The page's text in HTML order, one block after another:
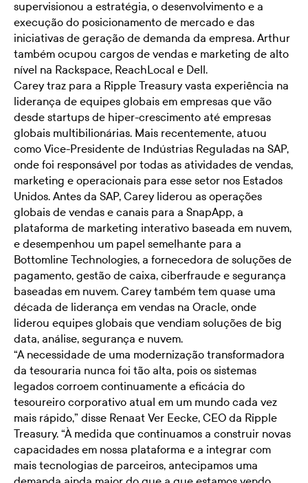
supervisionou a estratégia, o desenvolvimento e a
execução do posicionamento de mercado e das
iniciativas de geração de demanda da empresa. Arthur
também ocupou cargos de vendas e marketing de alto
nível na Rackspace, ReachLocal e Dell.
Carey traz para a Ripple Treasury vasta experiência na
liderança de equipes globais em empresas que vão
desde startups de hiper-crescimento até empresas
globais multibilionárias. Mais recentemente, atuou
como Vice-Presidente de Indústrias Reguladas na SAP,
onde foi responsável por todas as atividades de vendas,
marketing e operacionais para esse setor nos Estados
Unidos. Antes da SAP, Carey liderou as operações
globais de vendas e canais para a SnapApp, a
plataforma de marketing interativo baseada em nuvem,
e desempenhou um papel semelhante para a
Bottomline Technologies, a fornecedora de soluções de
pagamento, gestão de caixa, ciberfraude e segurança
baseadas em nuvem. Carey também tem quase uma
década de liderança em vendas na Oracle, onde
liderou equipes globais que vendiam soluções de big
data, análise, segurança e nuvem.
“A necessidade de uma modernização transformadora
da tesouraria nunca foi tão alta, pois os sistemas
legados corroem continuamente a eficácia do
tesoureiro corporativo atual em um mundo cada vez
mais rápido,” disse Renaat Ver Eecke, CEO da Ripple
Treasury. “À medida que continuamos a construir novas
capacidades em nossa plataforma e a integrar com
mais tecnologias de parceiros, antecipamos uma